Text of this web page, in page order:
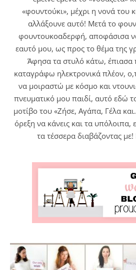
«φουντούκι», μέχρι η νονά του
αλλάξουνε αυτό! Μετά το
φουντουκοαδερφή, αποφάσισα
εαυτό μου, ως προς το θέμα της
Άφησα τα στυλό κάτω, έπιασα
καταγράφω ηλεκτρονικά πλέον,
να μοιραστώ με κόσμο και
πνευματικό μου παιδί, αυτό εδώ
μοτίβο του «Ζήσε, Αγάπα, Γέλα
όρεξη να κάνεις και τα υπόλοιπα,
τα τέσσερα διαβάζοντας